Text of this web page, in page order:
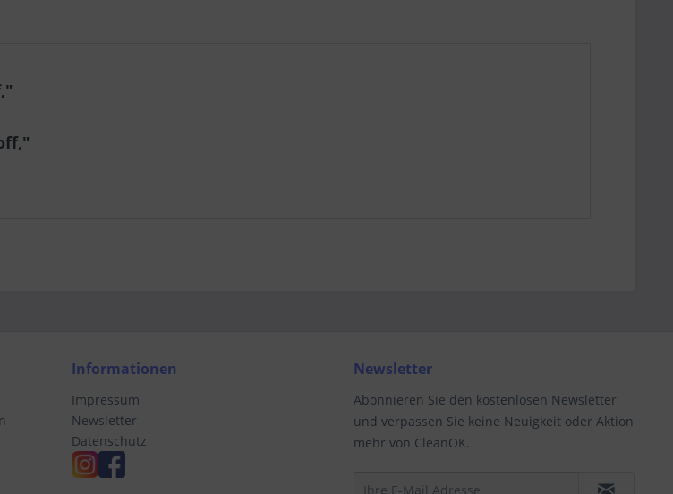
Informationen
Impressum
Newsletter
Datenschutz
Newsletter
Abonnieren Sie den kostenlosen Newsletter
und verpassen Sie keine Neuigkeit oder Aktion
mehr von CleanOK.